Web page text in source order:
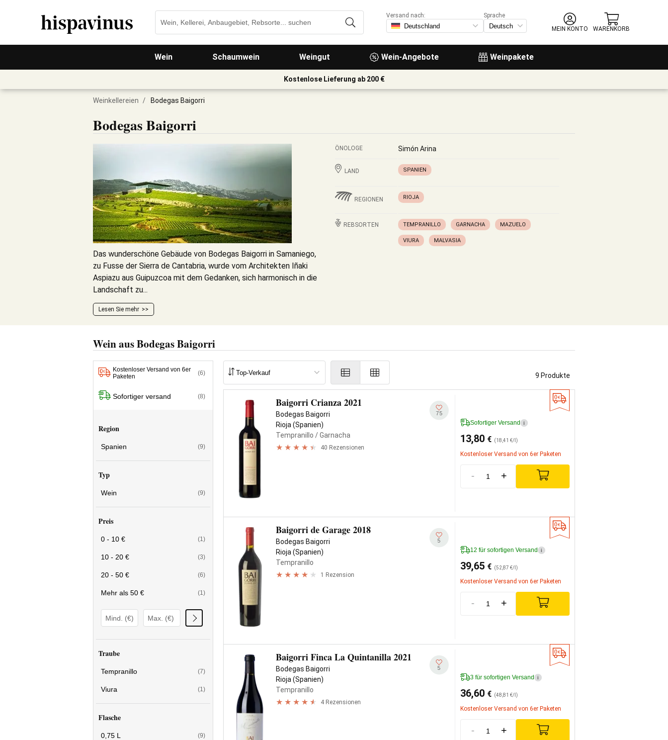
Wein Schaumwein Weingut Wein-Angebote Weinpakete
Versand nach:
Sprache
MEIN KONTO
WARENKORB
Kostenlose Lieferung ab 200 €
Weinkellereien / Bodegas Baigorri
Bodegas Baigorri
Das wunderschöne Gebäude von Bodegas Baigorri in Samaniego,
zu Fusse der Sierra de Cantabria, wurde vom Architekten Iñaki
Aspiazu aus Guipuzcoa mit dem Gedanken, sich harmonisch in die
Landschaft zu...
Lesen Sie mehr
ÖNOLOGE Simón Arina
LAND SPANIEN
REGIONEN RIOJA
REBSORTEN TEMPRANILLO GARNACHA MAZUELO
VIURA MALVASIA
Wein aus Bodegas Baigorri
Kostenloser Versand von 6er
Paketen
(6)
Sofortiger versand (8)
Region
Spanien (9)
Typ
Wein (9)
Preis
0 - 10 € (1)
10 - 20 € (3)
20 - 50 € (6)
Mehr als 50 € (1)
Traube
Tempranillo (7)
Viura (1)
Flasche
0,75 L (9)
9 Produkte
Baigorri Crianza 2021
Bodegas Baigorri
Rioja (Spanien)
Tempranillo / Garnacha
40 Rezensionen
75
Sofortiger Versand i
13,80 € (18,41 €/l)
Kostenloser Versand von 6er Paketen
- +
Baigorri de Garage 2018
Bodegas Baigorri
Rioja (Spanien)
Tempranillo
1 Rezension
5
12 für sofortigen Versand i
39,65 € (52,87 €/l)
Kostenloser Versand von 6er Paketen
- +
Baigorri Finca La Quintanilla 2021
Bodegas Baigorri
Rioja (Spanien)
Tempranillo
4 Rezensionen
5
3 für sofortigen Versand i
36,60 € (48,81 €/l)
Kostenloser Versand von 6er Paketen
- +